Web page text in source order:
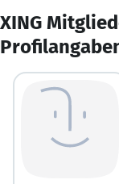
XING